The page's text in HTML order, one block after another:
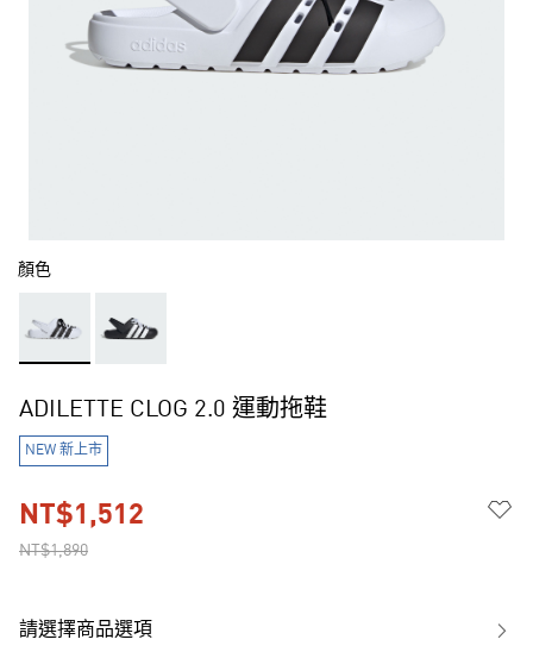
顏色
ADILETTE CLOG 2.0 運動拖鞋
NEW 新上市
NT$1,890
NT$1,512
請選擇商品選項